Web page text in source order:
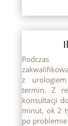
Podczas
z
termin. Z
konsultacji
minut, ok 2
po problemie